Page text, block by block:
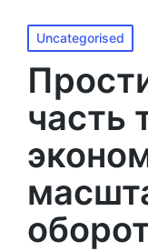
Posted
in
Uncategorised
часть